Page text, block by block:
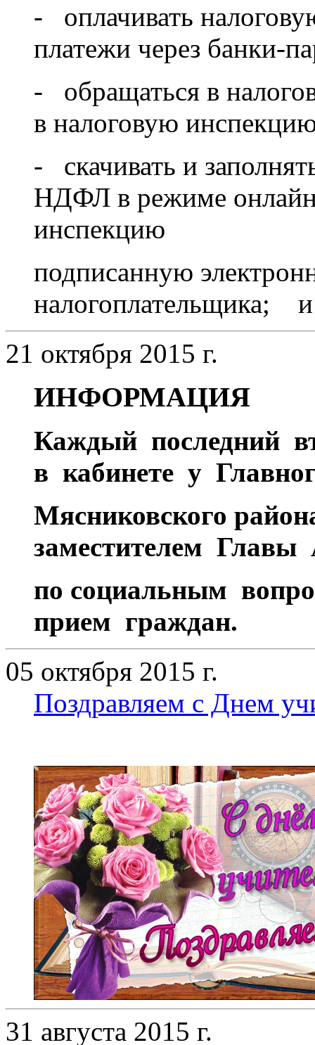
- оплачивать
платежи через банки-
- обращаться в
в налоговую
- скачивать и
НДФЛ в режиме онлайн
инспекцию
подписанную
налогоплательщика; и
21 октября 2015 г.
ИНФОРМАЦИЯ
Каждый последний
в кабинете у
Мясниковского
заместителем
по социальным
прием граждан.
05 октября 2015 г.
Поздравляем с Днем
31 августа 2015 г.